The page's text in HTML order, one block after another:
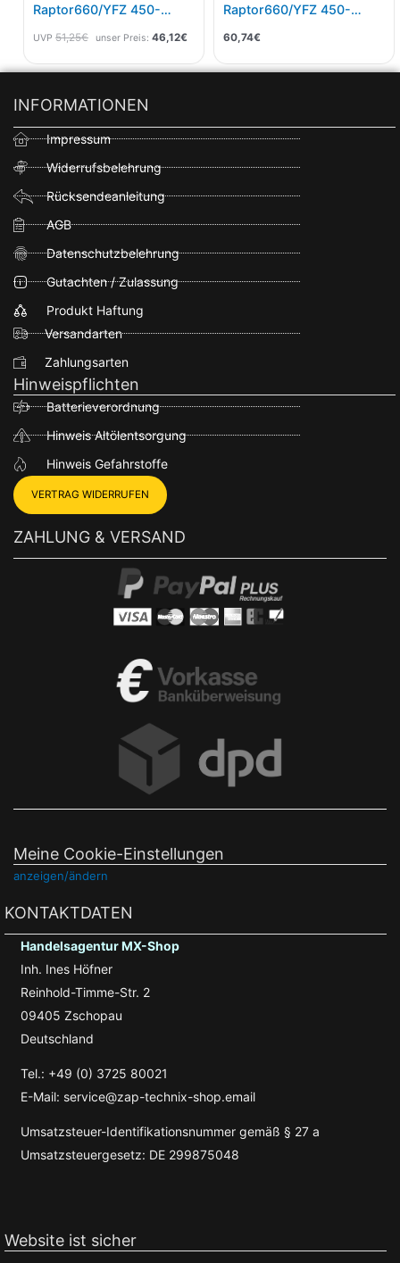
Raptor660/YFZ 450-
UVP 51,25€ unser Preis: 46,12€
Raptor660/YFZ 450-
60,74€
INFORMATIONEN
Impressum
Widerrufsbelehrung
Rücksendeanleitung
AGB
Datenschutzbelehrung
Gutachten / Zulassung
Produkt Haftung
Versandarten
Zahlungsarten
Hinweispflichten
Batterieverordnung
Hinweis Altölentsorgung
Hinweis Gefahrstoffe
VERTRAG WIDERRUFEN
ZAHLUNG & VERSAND
Meine Cookie-Einstellungen
anzeigen/ändern
KONTAKTDATEN
Handelsagentur MX-Shop
Inh. Ines Höfner
Reinhold-Timme-Str. 2
09405 Zschopau
Deutschland
Tel.: +49 (0) 3725 80021
E-Mail: service@zap-technix-shop.email
Umsatzsteuer-Identifikationsnummer gemäß § 27 a
Umsatzsteuergesetz: DE 299875048
Website ist sicher